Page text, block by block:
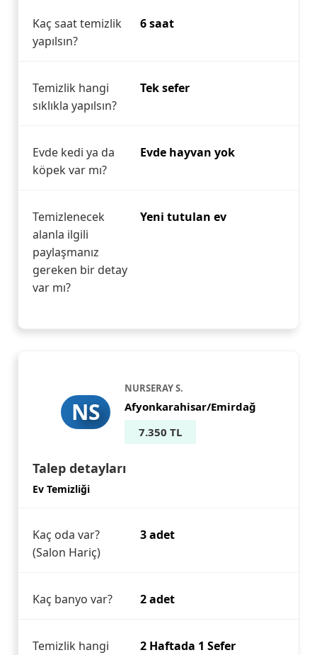
Kaç saat temizlik
yapılsın?
6 saat
Temizlik hangi
sıklıkla yapılsın?
Tek sefer
Evde kedi ya da
köpek var mı?
Evde hayvan yok
Temizlenecek
alanla ilgili
paylaşmanız
gereken bir detay
var mı?
Yeni tutulan ev
NS
NURSERAY S.
Afyonkarahisar/Emirdağ
7.350 TL
Talep detayları
Ev Temizliği
Kaç oda var?
(Salon Hariç)
3 adet
Kaç banyo var? 2 adet
Temizlik hangi
2 Haftada 1 Sefer